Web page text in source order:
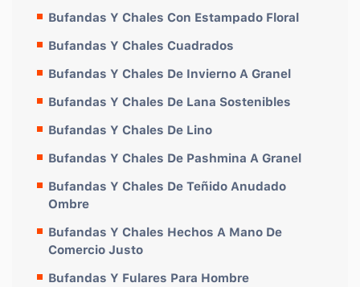
Bufandas Y Chales Con Estampado Floral
Bufandas Y Chales Cuadrados
Bufandas Y Chales De Invierno A Granel
Bufandas Y Chales De Lana Sostenibles
Bufandas Y Chales De Lino
Bufandas Y Chales De Pashmina A Granel
Bufandas Y Chales De Teñido Anudado
Ombre
Bufandas Y Chales Hechos A Mano De
Comercio Justo
Bufandas Y Fulares Para Hombre